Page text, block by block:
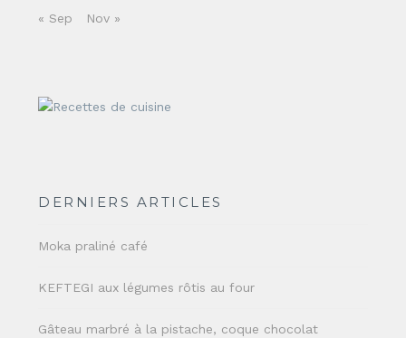
« Sep Nov »
DERNIERS ARTICLES
Moka praliné café
KEFTEGI aux légumes rôtis au four
Gâteau marbré à la pistache, coque chocolat